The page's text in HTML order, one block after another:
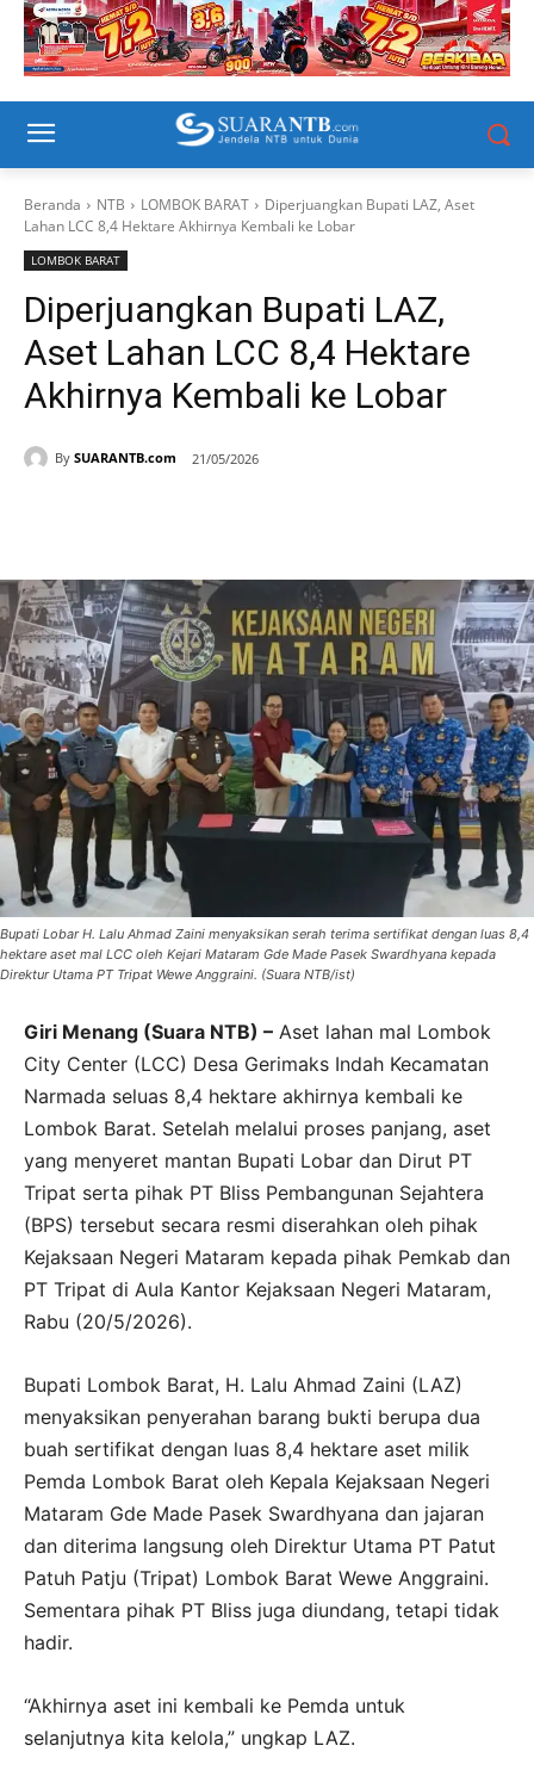
Beranda NTB LOMBOK BARAT
Diperjuangkan Bupati LAZ, Aset
Lahan LCC 8,4 Hektare Akhirnya Kembali ke Lobar
LOMBOK BARAT
Diperjuangkan Bupati LAZ,
Aset Lahan LCC 8,4 Hektare
Akhirnya Kembali ke Lobar
By SUARANTB.com 21/05/2026
Bupati Lobar H. Lalu Ahmad Zaini menyaksikan serah terima sertifikat dengan luas 8,4
hektare aset mal LCC oleh Kejari Mataram Gde Made Pasek Swardhyana kepada
Direktur Utama PT Tripat Wewe Anggraini. (Suara NTB/ist)
Giri Menang (Suara NTB) – Aset lahan mal Lombok
City Center (LCC) Desa Gerimaks Indah Kecamatan
Narmada seluas 8,4 hektare akhirnya kembali ke
Lombok Barat. Setelah melalui proses panjang, aset
yang menyeret mantan Bupati Lobar dan Dirut PT
Tripat serta pihak PT Bliss Pembangunan Sejahtera
(BPS) tersebut secara resmi diserahkan oleh pihak
Kejaksaan Negeri Mataram kepada pihak Pemkab dan
PT Tripat di Aula Kantor Kejaksaan Negeri Mataram,
Rabu (20/5/2026).
Bupati Lombok Barat, H. Lalu Ahmad Zaini (LAZ)
menyaksikan penyerahan barang bukti berupa dua
buah sertifikat dengan luas 8,4 hektare aset milik
Pemda Lombok Barat oleh Kepala Kejaksaan Negeri
Mataram Gde Made Pasek Swardhyana dan jajaran
dan diterima langsung oleh Direktur Utama PT Patut
Patuh Patju (Tripat) Lombok Barat Wewe Anggraini.
Sementara pihak PT Bliss juga diundang, tetapi tidak
hadir.
“Akhirnya aset ini kembali ke Pemda untuk
selanjutnya kita kelola,” ungkap LAZ.